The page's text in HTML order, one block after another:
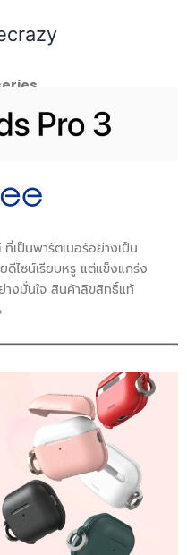
ที่เป็นพาร์ตเนอร์อย่างเป็น
ดีไซน์เรียบหรู แต่แข็งแกร่ง
งมั่นใจ สินค้าลิขสิทธิ์แท้